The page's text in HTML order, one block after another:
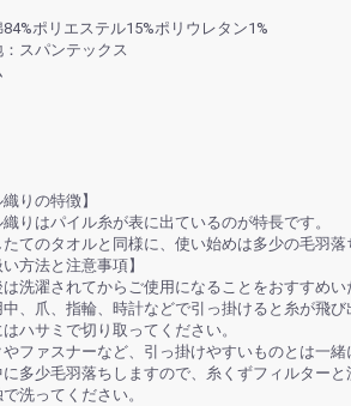
ポリエステル15%ポリウレタン1%
：スパンテックス
織りの特徴】
織りはパイル糸が表に出ているのが特長です。
たてのタオルと同様に、使い始めは多少の毛羽落
い方法と注意事項】
は洗濯されてからご使用になることをおすすめい
中、爪、指輪、時計などで引っ掛けると糸が飛び
ハサミで切り取ってください。
やファスナーなど、引っ掛けやすいものとは一緒
に多少毛羽落ちしますので、糸くずフィルター
洗ってください。